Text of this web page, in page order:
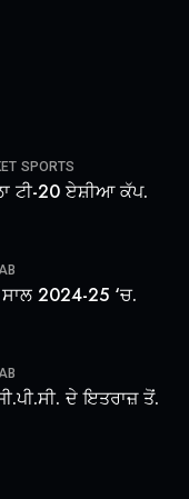
SPORTS
ਟੀ-20 ਏਸ਼ੀਆ ਕੱਪ.
ਸਾਲ 2024-25 ‘ਚ.
ਦੇ ਇਤਰਾਜ਼ ਤੋਂ.